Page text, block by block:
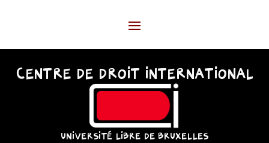
CENTRE DE DROIT INTERNATIONAL
UNIVERSITÉ LIBRE DE BRUXELLES